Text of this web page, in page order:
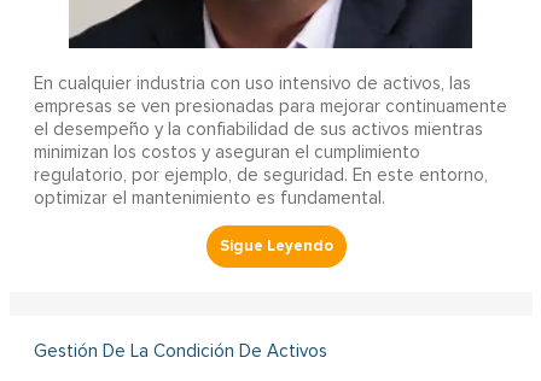
En cualquier industria con uso intensivo de activos, las
empresas se ven presionadas para mejorar continuamente
el desempeño y la confiabilidad de sus activos mientras
minimizan los costos y aseguran el cumplimiento
regulatorio, por ejemplo, de seguridad. En este entorno,
optimizar el mantenimiento es fundamental.
Gestión De La Condición De Activos